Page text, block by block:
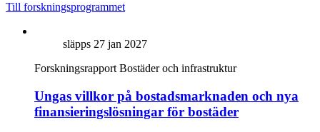
Till forskningsprogrammet
släpps 27 jan 2027
Forskningsrapport Bostäder och infrastruktur
Ungas villkor på bostadsmarknaden och nya
finansieringslösningar för bostäder